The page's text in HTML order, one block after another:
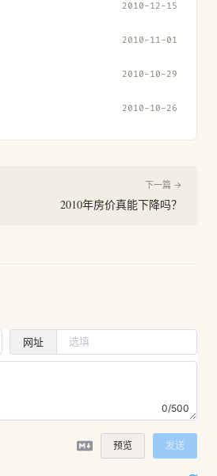
2010-12-15
2010-11-01
2010-10-29
2010-10-26
下一篇 →
2010年房价真能下降吗？
网址
0/500
预览 发送